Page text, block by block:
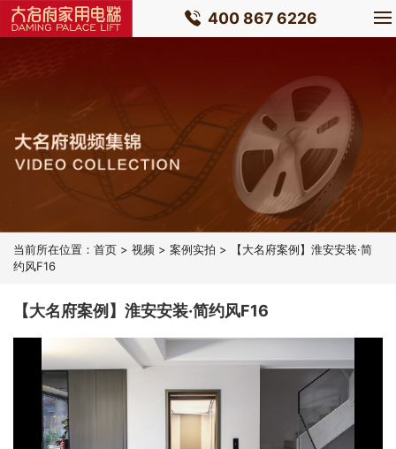
400 867 6226
当前所在位置： 首页 > 视频 > 案例实拍 > 【大名府案例】淮安安装·简
约风F16
【大名府案例】淮安安装·简约风F16